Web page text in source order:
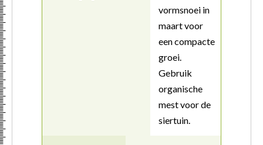
vormsnoei in
maart voor
een compacte
groei.
Gebruik
organische
mest voor de
siertuin.